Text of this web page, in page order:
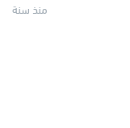
منذ سنة